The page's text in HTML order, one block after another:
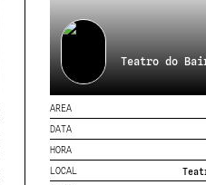
Teatro do
AREA
DATA
HORA
LOCAL